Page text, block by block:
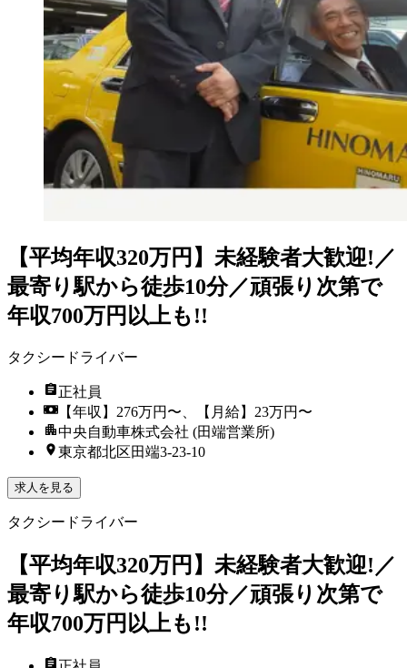
【平均年収320万円】未経験者大歓迎!／
最寄り駅から徒歩10分／頑張り次第で
年収700万円以上も!!
タクシードライバー
正社員
【年収】276万円〜、【月給】23万円〜
中央自動車株式会社 (田端営業所)
東京都北区田端3-23-10
求人を見る
タクシードライバー
【平均年収320万円】未経験者大歓迎!／
最寄り駅から徒歩10分／頑張り次第で
年収700万円以上も!!